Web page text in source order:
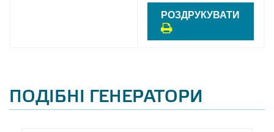
РОЗДРУКУВАТИ
ПОДІБНІ ГЕНЕРАТОРИ